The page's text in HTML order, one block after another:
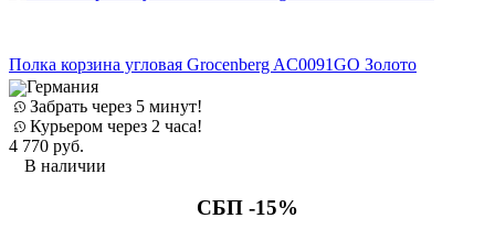
Полка корзина угловая Grocenberg AC0091GO Золото
Германия
Забрать через 5 минут!
Курьером через 2 часа!
4 770 руб.
В наличии
СБП -15%